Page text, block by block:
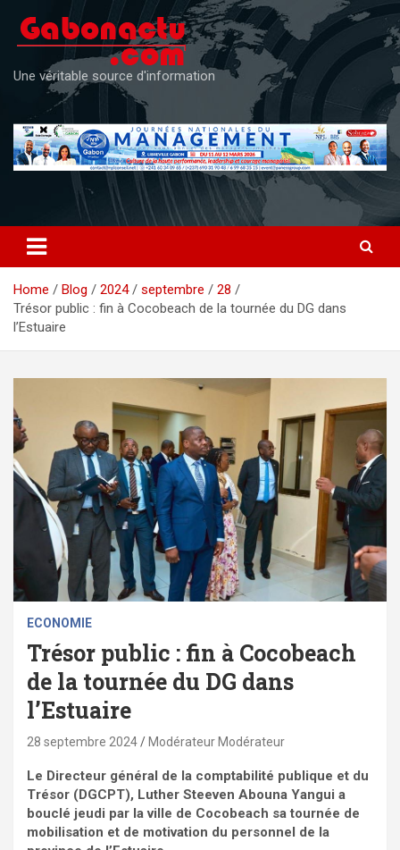
content
Une véritable source d'information
Home Blog 2024 septembre
28
Trésor public : fin à Cocobeach de la tournée du DG dans
l’Estuaire
ECONOMIE
Trésor public : fin à Cocobeach
de la tournée du DG dans
l’Estuaire
28 septembre 2024 Modérateur Modérateur
Le Directeur général de la comptabilité publique et du
Trésor (DGCPT), Luther Steeven Abouna Yangui a
bouclé jeudi par la ville de Cocobeach sa tournée de
mobilisation et de motivation du personnel de la